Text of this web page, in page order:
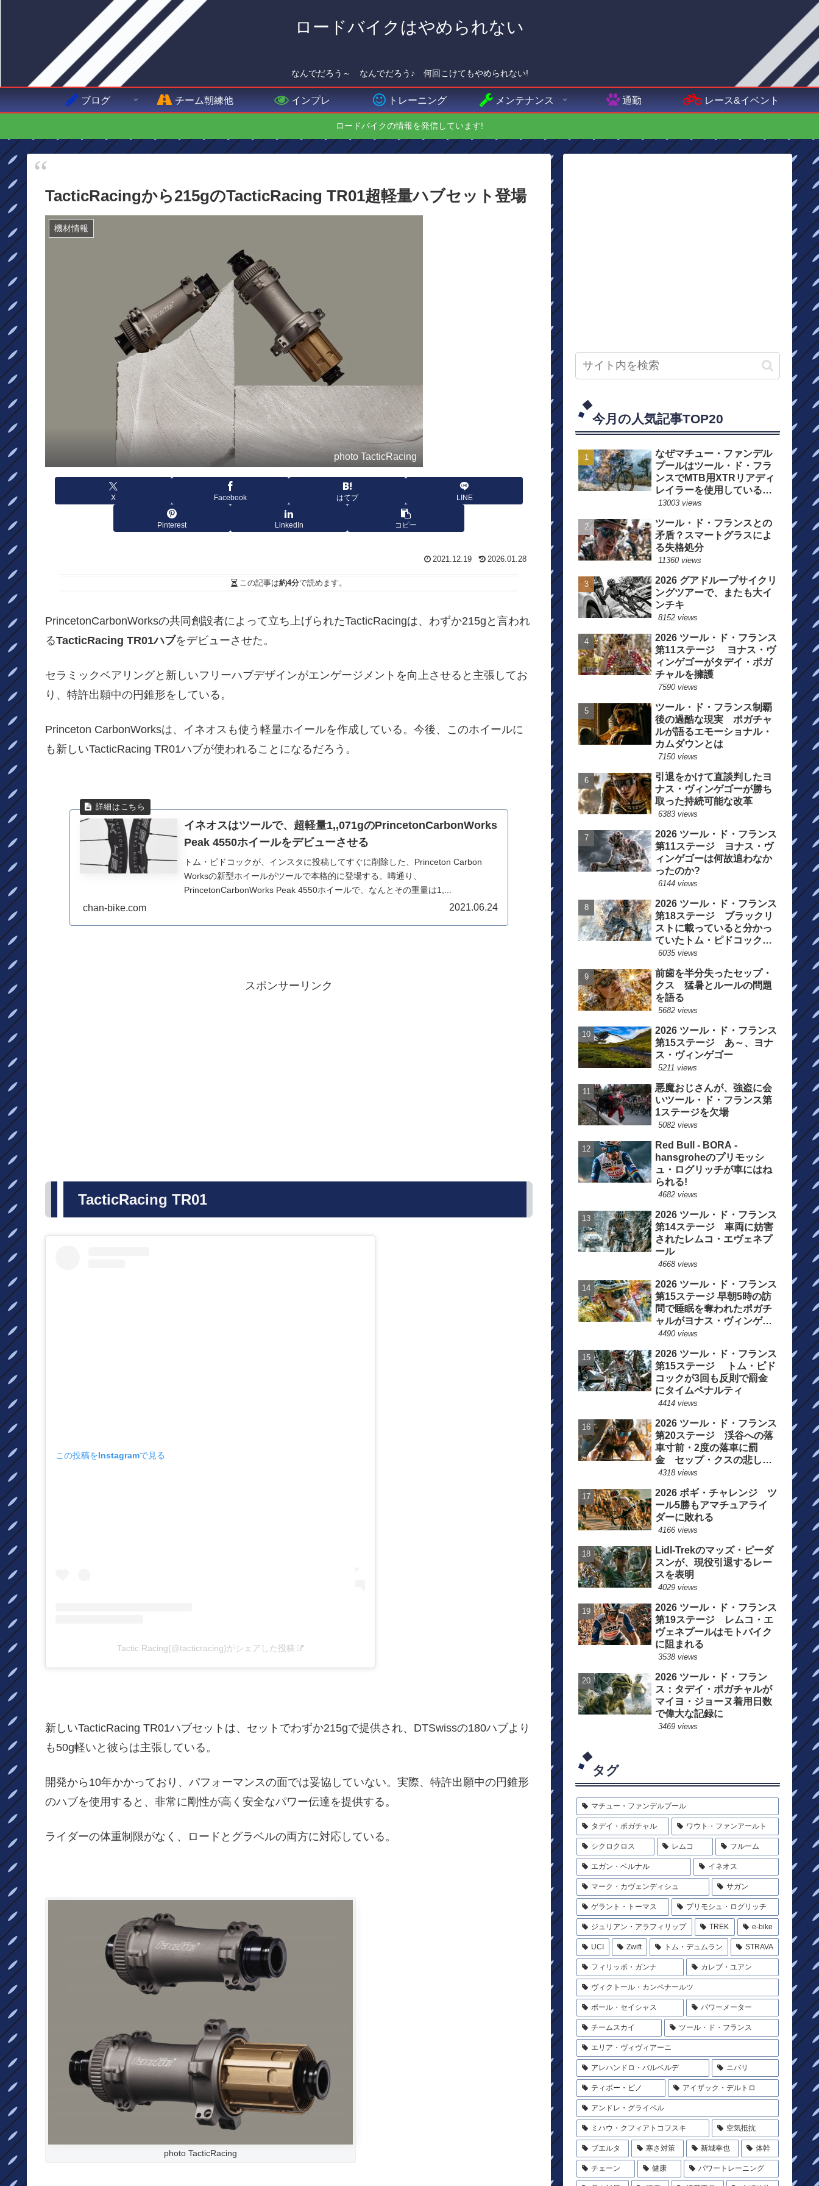
ロードバイクはやめられない
なんでだろう～ なんでだろう♪ 何回こけてもやめられない!
ブログ チーム朝練他 インプレ トレーニング メンテナンス 通勤 レース&イベント
ロードバイクの情報を発信しています!
TacticRacingから215gのTacticRacing TR01超軽量ハブセット登場
機材情報
photo TacticRacing
X Facebook はてブ LINE
Pinterest LinkedIn コピー
2021.12.19 2026.01.28
この記事は約4分で読めます。
PrincetonCarbonWorksの共同創設者によって立ち上げられたTacticRacingは、わずか215gと言われ
るTacticRacing TR01ハブをデビューさせた。
セラミックベアリングと新しいフリーハブデザインがエンゲージメントを向上させると主張してお
り、特許出願中の円錐形をしている。
Princeton CarbonWorksは、イネオスも使う軽量ホイールを作成している。今後、このホイールに
も新しいTacticRacing TR01ハブが使われることになるだろう。
イネオスはツールで、超軽量1,,071gのPrincetonCarbonWorks
Peak 4550ホイールをデビューさせる
トム・ピドコックが、インスタに投稿してすぐに削除した、Princeton Carbon
Worksの新型ホイールがツールで本格的に登場する。噂通り、
PrincetonCarbonWorks Peak 4550ホイールで、なんとその重量は1,...
chan-bike.com 2021.06.24
スポンサーリンク
TacticRacing TR01
この投稿をInstagramで見る
Tactic Racing(@tacticracing)がシェアした投稿
新しいTacticRacing TR01ハブセットは、セットでわずか215gで提供され、DTSwissの180ハブより
も50g軽いと彼らは主張している。
開発から10年かかっており、パフォーマンスの面では妥協していない。実際、特許出願中の円錐形
のハブを使用すると、非常に剛性が高く安全なパワー伝達を提供する。
ライダーの体重制限がなく、ロードとグラベルの両方に対応している。
photo TacticRacing
今月の人気記事TOP20
なぜマチュー・ファンデル
プールはツール・ド・フラ
ンスでMTB用XTRリアディ
レイラーを使用しているの
か？
13003 views
ツール・ド・フランスとの
矛盾？スマートグラスによ
る失格処分
11360 views
2026 グアドループサイクリ
ングツアーで、またも大イ
ンチキ
8152 views
2026 ツール・ド・フランス
第11ステージ ヨナス・ヴ
ィンゲゴーがタデイ・ポガ
チャルを擁護
7590 views
ツール・ド・フランス制覇
後の過酷な現実 ポガチャ
ルが語るエモーショナル・
カムダウンとは
7150 views
引退をかけて直談判したヨ
ナス・ヴィンゲゴーが勝ち
取った持続可能な改革
6383 views
2026 ツール・ド・フランス
第11ステージ ヨナス・ヴ
ィンゲゴーは何故追わなか
ったのか?
6144 views
2026 ツール・ド・フランス
第18ステージ ブラックリ
ストに載っていると分かっ
ていたトム・ピドコックは
総合順位死守に
6035 views
前歯を半分失ったセップ・
クス 猛暑とルールの問題
を語る
5682 views
2026 ツール・ド・フランス
第15ステージ あ～、ヨナ
ス・ヴィンゲゴー
5211 views
悪魔おじさんが、強盗に会
いツール・ド・フランス第
1ステージを欠場
5082 views
Red Bull - BORA -
hansgroheのプリモッシ
ュ・ログリッチが車にはね
られる!
4682 views
2026 ツール・ド・フランス
第14ステージ 車両に妨害
されたレムコ・エヴェネプ
ール
4668 views
2026 ツール・ド・フランス
第15ステージ 早朝5時の訪
問で睡眠を奪われたポガチ
ャルがヨナス・ヴィンゲゴ
ーの離脱を惜しむ
4490 views
2026 ツール・ド・フランス
第15ステージ トム・ピド
コックが3回も反則で罰金
にタイムペナルティ
4414 views
2026 ツール・ド・フランス
第20ステージ 渓谷への落
車寸前・2度の落車に罰
金 セップ・クスの悲しい
一日
4318 views
2026 ポギ・チャレンジ ツ
ール5勝もアマチュアライ
ダーに敗れる
4166 views
Lidl-Trekのマッズ・ピーダ
スンが、現役引退するレー
スを表明
4029 views
2026 ツール・ド・フランス
第19ステージ レムコ・エ
ヴェネプールはモトバイク
に阻まれる
3538 views
2026 ツール・ド・フラン
ス：タデイ・ポガチャルが
マイヨ・ジョーヌ着用日数
で偉大な記録に
3469 views
タグ
マチュー・ファンデルプール
タデイ・ポガチャル ワウト・ファンアールト
シクロクロス レムコ フルーム
エガン・ベルナル イネオス
マーク・カヴェンディシュ サガン
ゲラント・トーマス プリモシュ・ログリッチ
ジュリアン・アラフィリップ TREK e-bike
UCI Zwift トム・デュムラン STRAVA
フィリッポ・ガンナ カレブ・ユアン
ヴィクトール・カンペナールツ
ポール・セイシャス パワーメーター
チームスカイ ツール・ド・フランス
エリア・ヴィヴィアーニ
アレハンドロ・バルベルデ ニバリ
ティボー・ピノ アイザック・デルトロ
アンドレ・グライペル
ミハウ・クフィアトコフスキ 空気抵抗
ブエルタ 寒さ対策 新城幸也 体幹
チェーン 健康 パワートレーニング